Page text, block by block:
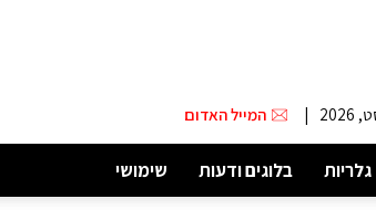
| המייל האדום
גלריות בלוגים ודעות שימושי